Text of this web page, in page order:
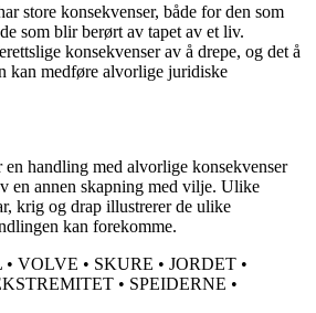
store konsekvenser, både for den som
som blir berørt av tapet av et liv.
konsekvenser av å drepe, og det å
kan medføre alvorlige juridiske
en handling med alvorlige konsekvenser
en annen skapning med vilje. Ulike
krig og drap illustrerer de ulike
kan forekomme.
• VOLVE • SKURE • JORDET •
• SPEIDERNE •